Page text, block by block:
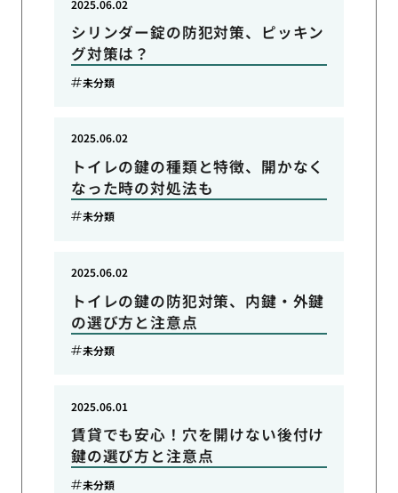
シリンダー錠の防犯対策、ピッキン
グ対策は？
2025.06.02
未分類
トイレの鍵の種類と特徴、開かなく
なった時の対処法も
2025.06.02
未分類
トイレの鍵の防犯対策、内鍵・外鍵
の選び方と注意点
2025.06.02
未分類
賃貸でも安心！穴を開けない後付け
鍵の選び方と注意点
2025.06.01
未分類